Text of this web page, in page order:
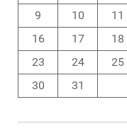
9
10 11
16
17 18
23
24 25
30
31